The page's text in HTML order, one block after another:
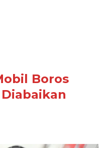
Boros